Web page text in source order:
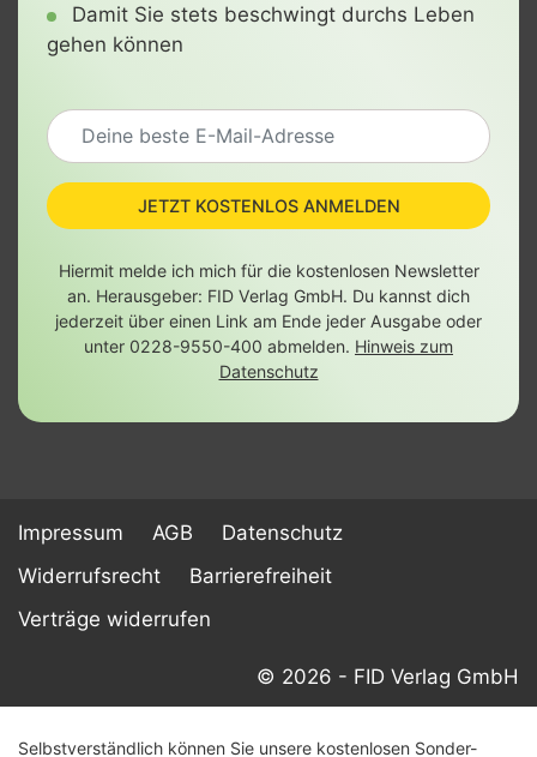
Damit Sie stets beschwingt durchs Leben
gehen können
JETZT KOSTENLOS ANMELDEN
Hiermit melde ich mich für die kostenlosen Newsletter
an. Herausgeber: FID Verlag GmbH. Du kannst dich
jederzeit über einen Link am Ende jeder Ausgabe oder
unter 0228-9550-400 abmelden. Hinweis zum
Datenschutz
Impressum AGB
Datenschutz
Widerrufsrecht
Barrierefreiheit
Verträge widerrufen
© 2026 - FID Verlag GmbH
Selbstverständlich können Sie unsere kostenlosen Sonder-